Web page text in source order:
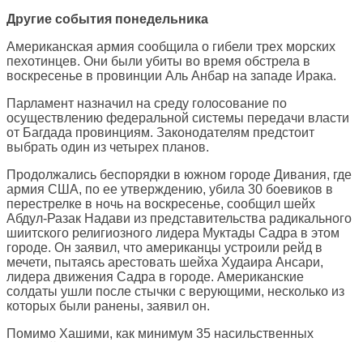
Другие события понедельника
Американская армия сообщила о гибели трех морских
пехотинцев. Они были убиты во время обстрела в
воскресенье в провинции Аль Анбар на западе Ирака.
Парламент назначил на среду голосование по
осуществлению федеральной системы передачи власти
от Багдада провинциям. Законодателям предстоит
выбрать один из четырех планов.
Продолжались беспорядки в южном городе Дивания, где
армия США, по ее утверждению, убила 30 боевиков в
перестрелке в ночь на воскресенье, сообщил шейх
Абдул-Разак Надави из представительства радикального
шиитского религиозного лидера Муктады Садра в этом
городе. Он заявил, что американцы устроили рейд в
мечети, пытаясь арестовать шейха Худаира Ансари,
лидера движения Садра в городе. Американские
солдаты ушли после стычки с верующими, несколько из
которых были ранены, заявил он.
Помимо Хашими, как минимум 35 насильственных